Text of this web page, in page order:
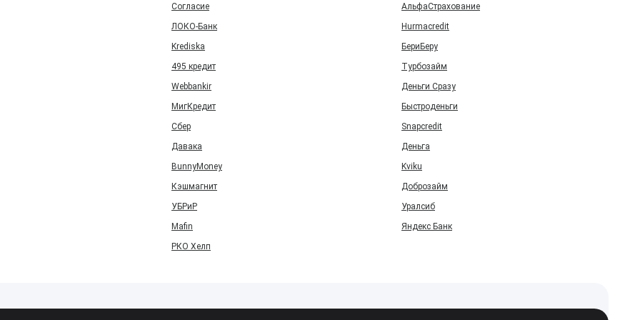
Согласие
АльфаСтрахование
ЛОКО-Банк
Hurmacredit
Krediska
БериБеру
495 кредит
Турбозайм
Webbankir
Деньги Сразу
МигКредит
Быстроденьги
Сбер
Snapcredit
Давака
Деньга
BunnyMoney
Kviku
Кэшмагнит
Доброзайм
УБРиР
Уралсиб
Mafin
Яндекс Банк
РКО Хелп